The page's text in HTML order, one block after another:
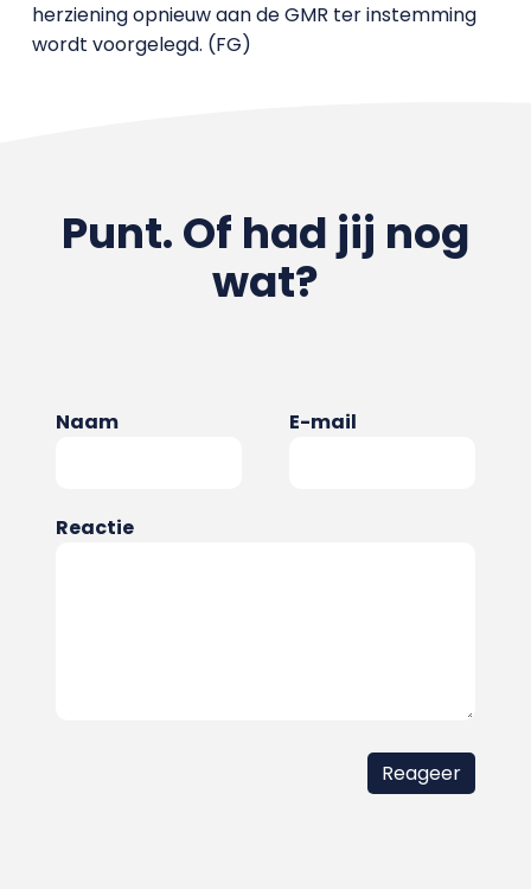
herziening opnieuw aan de GMR ter instemming
wordt voorgelegd. (FG)
Punt. Of had jij nog
wat?
Naam E-mail
Reactie